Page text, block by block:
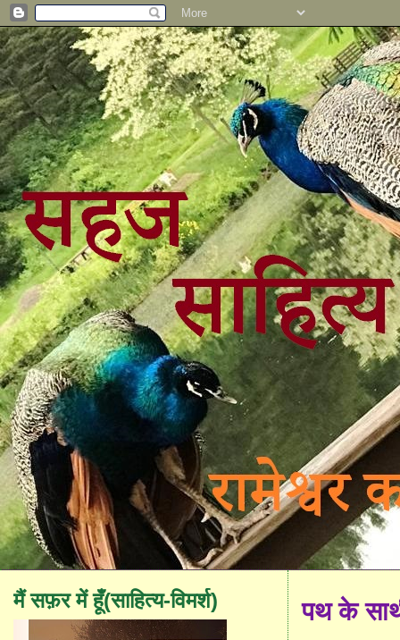
पथ के
मैं सफ़र में हूँ(साहित्य-विमर्श)